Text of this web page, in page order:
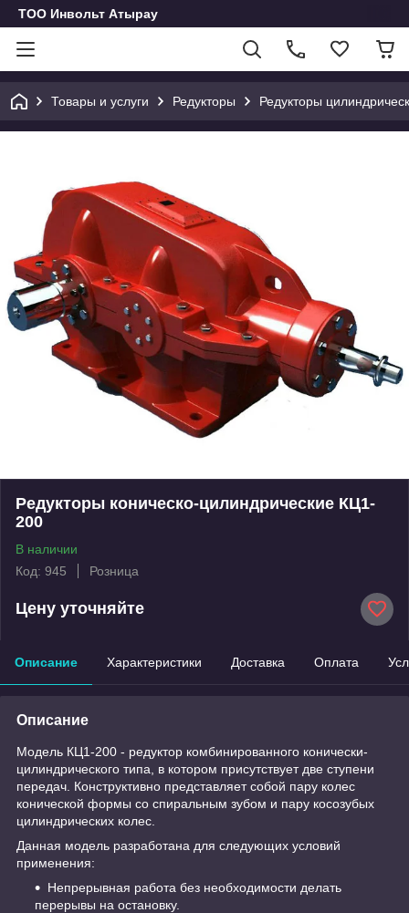
ТОО Инвольт Атырау
Товары и услуги Редукторы Редукторы
Редукторы коническо-цилиндрические КЦ1-
200
В наличии
Код: 945
Розница
Цену уточняйте
Описание Характеристики Доставка Оплата
Описание
Модель КЦ1-200 - редуктор комбинированного конически-
цилиндрического типа, в котором присутствует две ступени
передач. Конструктивно представляет собой пару колес
конической формы со спиральным зубом и пару косозубых
цилиндрических колес.
Данная модель разработана для следующих условий
применения:
Непрерывная работа без необходимости делать
перерывы на остановку.